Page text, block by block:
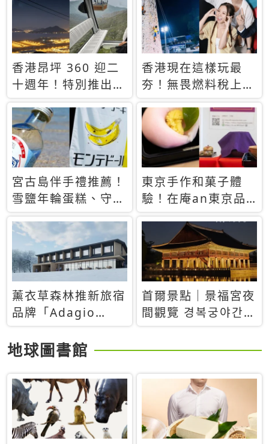
休才去圓夢 (附8.5
萬次下載峇里島地
圖)😍
支援中文
香港昂坪 360 迎二
十週年！特別推出
「夜間纜車」，輕旅
行帶你搶先揭秘台灣
專屬禮遇
香港現在這樣玩最
夯！無畏燃料稅上
漲，現在買自由行只
要8888元起
宮古島伴手禮推薦！
雪鹽年輪蛋糕、守護
君餅乾，10款必買
清單
東京手作和菓子體
驗！在庵an東京品
味本格派日本茶道
薰衣草森林推新旅宿
品牌「Adagio
Retreat」！首間選
址北海道8月開幕
首爾景點｜景福宮夜
間觀覽 경복궁야간관
람：2026年開放時
間、購票方式、實訪
與夜晚截然不同的宮
殿魅力
地球圖書館